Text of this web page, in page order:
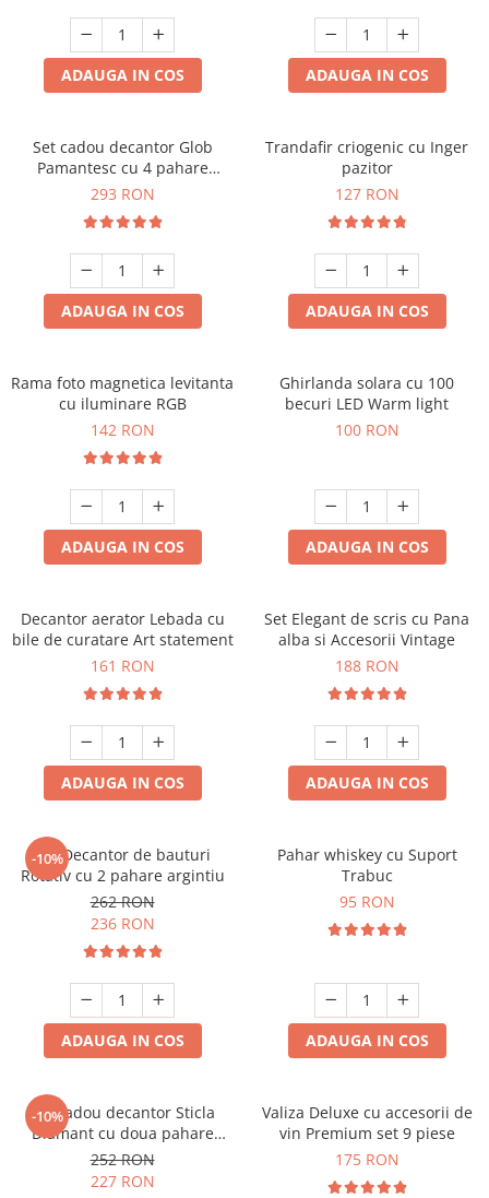
Cadouri Fete
Pentru Copilul din tine
Cadouri Haioase
Cadouri Majorat
Cadouri pentru Nasi
Cadouri pentru Bunici
Cadouri pentru Sefi
Cel ce are tot
Cani si Termosuri
Jocuri si Puzzle
Produse pentru Calatorie
Cadouri Sfantul Alexandru
Cadouri Sfanta Ana
Cadouri Sfanta Maria
Cadouri Sfintii Mihail si Gavriil
ADAUGA IN COS ADAUGA IN COS
Set cadou decantor Glob
Pamantesc cu 4 pahare
Deluxe
293 RON
ADAUGA IN COS
Trandafir criogenic cu Inger
pazitor
127 RON
ADAUGA IN COS
Rama foto magnetica levitanta
cu iluminare RGB
142 RON
ADAUGA IN COS
Ghirlanda solara cu 100
becuri LED Warm light
100 RON
ADAUGA IN COS
Decantor aerator Lebada cu
bile de curatare Art statement
161 RON
ADAUGA IN COS
Set Elegant de scris cu Pana
alba si Accesorii Vintage
188 RON
ADAUGA IN COS
-10%
Set Decantor de bauturi
Rotativ cu 2 pahare argintiu
262 RON
236 RON
ADAUGA IN COS
Pahar whiskey cu Suport
Trabuc
95 RON
ADAUGA IN COS
-10%
Set cadou decantor Sticla
Diamant cu doua pahare
Deluxe
252 RON
227 RON
Valiza Deluxe cu accesorii de
vin Premium set 9 piese
175 RON